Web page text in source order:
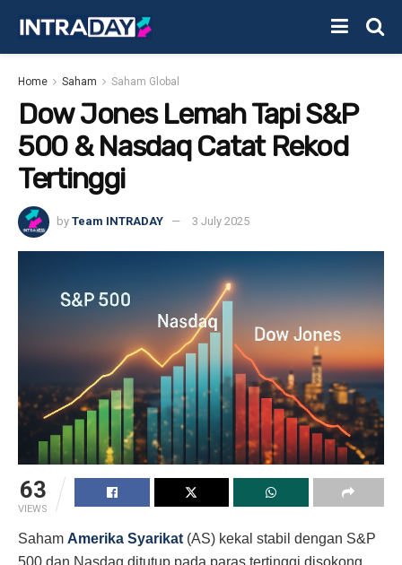
Home Saham Saham Global
Dow Jones Lemah Tapi S&P
500 & Nasdaq Catat Rekod
Tertinggi
by Team INTRADAY 3 July 2025
63
VIEWS
Saham Amerika Syarikat (AS) kekal stabil dengan S&P
500 dan Nasdaq ditutup pada paras tertinggi disokong